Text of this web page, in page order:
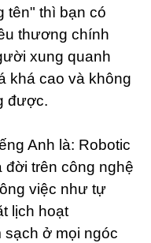
tên" thì bạn có
thương chính
xung quanh
khá cao và không
được.
Anh là: Robotic
đời trên công nghệ
việc như tự
lịch hoạt
sạch ở mọi ngóc